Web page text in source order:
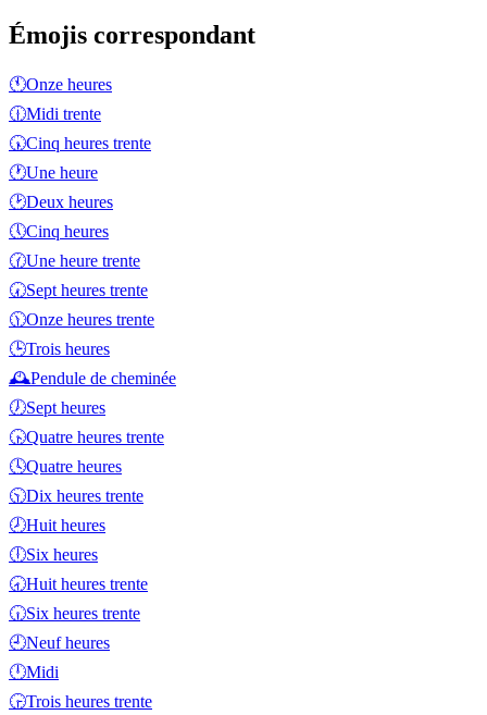
Émojis correspondant
🕚Onze heures
🕧Midi trente
🕠Cinq heures trente
🕐Une heure
🕑Deux heures
🕔Cinq heures
🕜Une heure trente
🕢Sept heures trente
🕦Onze heures trente
🕒Trois heures
🕰️Pendule de cheminée
🕖Sept heures
🕟Quatre heures trente
🕓Quatre heures
🕥Dix heures trente
🕗Huit heures
🕕Six heures
🕣Huit heures trente
🕡Six heures trente
🕘Neuf heures
🕛Midi
🕞Trois heures trente